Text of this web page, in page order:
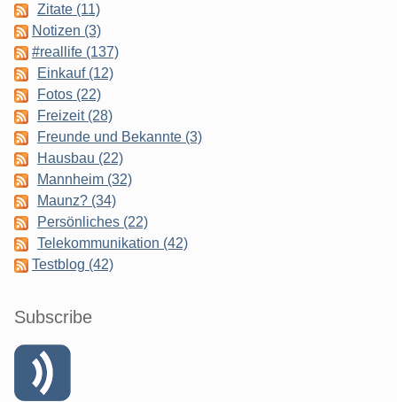
Zitate (11)
Notizen (3)
#reallife (137)
Einkauf (12)
Fotos (22)
Freizeit (28)
Freunde und Bekannte (3)
Hausbau (22)
Mannheim (32)
Maunz? (34)
Persönliches (22)
Telekommunikation (42)
Testblog (42)
Subscribe